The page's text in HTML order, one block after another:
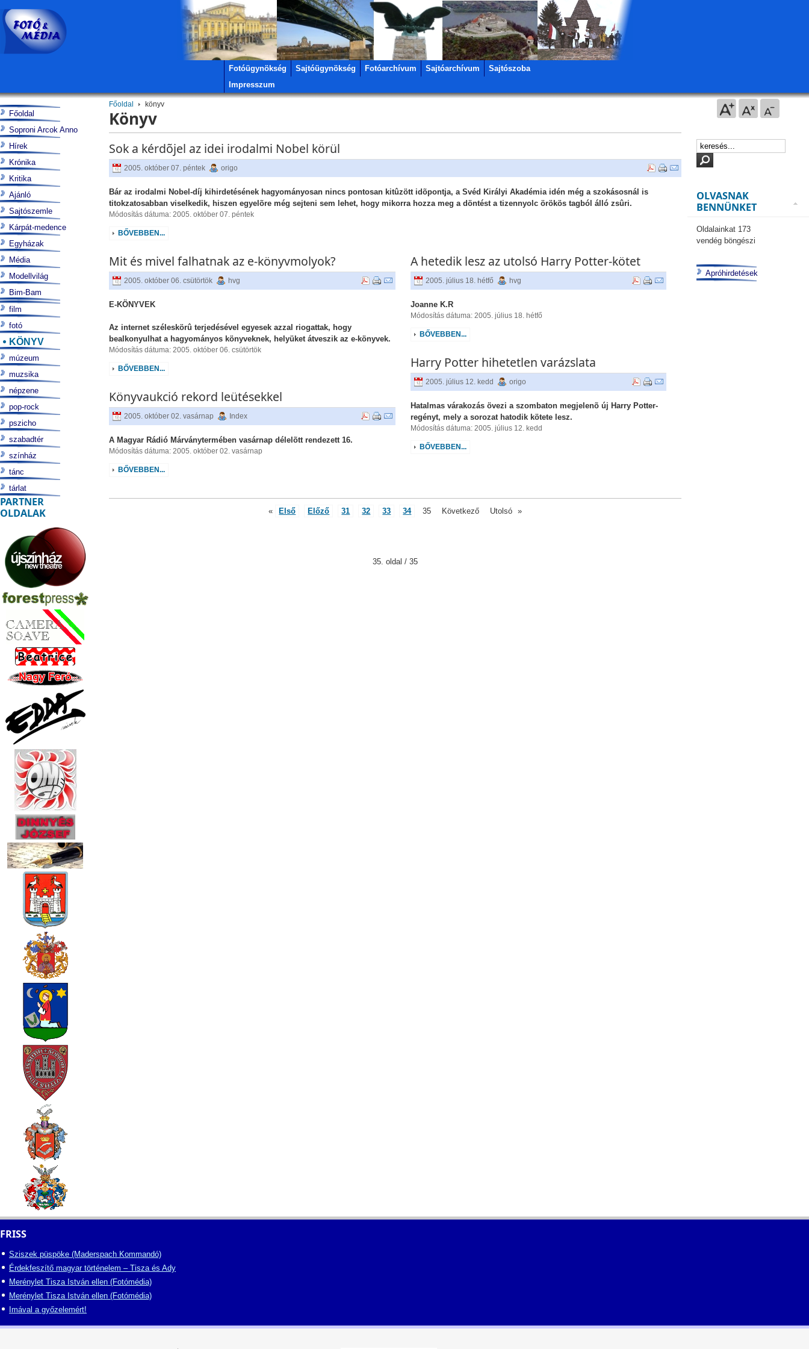
Fotóügynökség Sajtóügynökség Fotóarchívum Sajtóarchívum
Sajtószoba
Impresszum
Főoldal könyv
Könyv
Sok a kérdõjel az idei irodalmi Nobel körül
2005. október 07. péntek origo
Bár az irodalmi Nobel-díj kihirdetésének hagyományosan nincs pontosan kitûzött idõpontja, a Svéd Királyi Akadémia idén még a szokásosnál is
titokzatosabban viselkedik, hiszen egyelõre még sejteni sem lehet, hogy mikorra hozza meg a döntést a tizennyolc örökös tagból álló zsûri.
Módosítás dátuma: 2005. október 07. péntek
BŐVEBBEN...
Mit és mivel falhatnak az e-könyvmolyok?
2005. október 06. csütörtök hvg
E-KÖNYVEK
Az internet széleskörû terjedésével egyesek azzal riogattak, hogy
bealkonyulhat a hagyományos könyveknek, helyüket átveszik az e-könyvek.
Módosítás dátuma: 2005. október 06. csütörtök
BŐVEBBEN...
Könyvaukció rekord leütésekkel
2005. október 02. vasárnap Index
A Magyar Rádió Márványtermében vasárnap délelõtt rendezett 16.
Módosítás dátuma: 2005. október 02. vasárnap
BŐVEBBEN...
A hetedik lesz az utolsó Harry Potter-kötet
2005. július 18. hétfő hvg
Joanne K.R
Módosítás dátuma: 2005. július 18. hétfő
BŐVEBBEN...
Harry Potter hihetetlen varázslata
2005. július 12. kedd origo
Hatalmas várakozás övezi a szombaton megjelenõ új Harry Potter-
regényt, mely a sorozat hatodik kötete lesz.
Módosítás dátuma: 2005. július 12. kedd
BŐVEBBEN...
« Első Előző 31 32 33 34 35 Következő Utolsó »
35. oldal / 35
Főoldal
Soproni Arcok Anno
Hírek
Krónika
Kritika
Ajánló
Sajtószemle
Kárpát-medence
Egyházak
Média
Modellvilág
Bim-Bam
film
fotó
KÖNYV
múzeum
muzsika
népzene
pop-rock
pszicho
szabadtér
színház
tánc
tárlat
PARTNER
OLDALAK
OLVASNAK
BENNÜNKET
Oldalainkat 173
vendég böngészi
Apróhirdetések
FRISS
Sziszek püspöke (Maderspach Kommandó)
Érdekfeszítő magyar történelem – Tisza és Ady
Merénylet Tisza István ellen (Fotómédia)
Merénylet Tisza István ellen (Fotómédia)
Imával a győzelemért!